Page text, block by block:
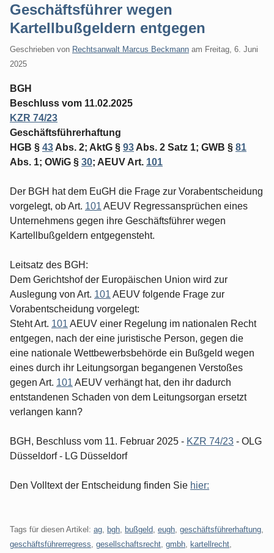
Geschäftsführer wegen
Kartellbußgeldern entgegen
Geschrieben von Rechtsanwalt Marcus Beckmann am Freitag, 6. Juni
2025
BGH
Beschluss vom 11.02.2025
KZR 74/23
Geschäftsführerhaftung
HGB § 43 Abs. 2; AktG § 93 Abs. 2 Satz 1; GWB § 81
Abs. 1; OWiG § 30; AEUV Art. 101
Der BGH hat dem EuGH die Frage zur Vorabentscheidung
vorgelegt, ob Art. 101 AEUV Regressansprüchen eines
Unternehmens gegen ihre Geschäftsführer wegen
Kartellbußgeldern entgegensteht.
Leitsatz des BGH:
Dem Gerichtshof der Europäischen Union wird zur
Auslegung von Art. 101 AEUV folgende Frage zur
Vorabentscheidung vorgelegt:
Steht Art. 101 AEUV einer Regelung im nationalen Recht
entgegen, nach der eine juristische Person, gegen die
eine nationale Wettbewerbsbehörde ein Bußgeld wegen
eines durch ihr Leitungsorgan begangenen Verstoßes
gegen Art. 101 AEUV verhängt hat, den ihr dadurch
entstandenen Schaden von dem Leitungsorgan ersetzt
verlangen kann?
BGH, Beschluss vom 11. Februar 2025 - KZR 74/23 - OLG
Düsseldorf - LG Düsseldorf
Den Volltext der Entscheidung finden Sie hier:
Tags für diesen Artikel: ag bgh bußgeld eugh geschäftsführerhaftung
geschäftsführerregress gesellschaftsrecht gmbh kartellrecht